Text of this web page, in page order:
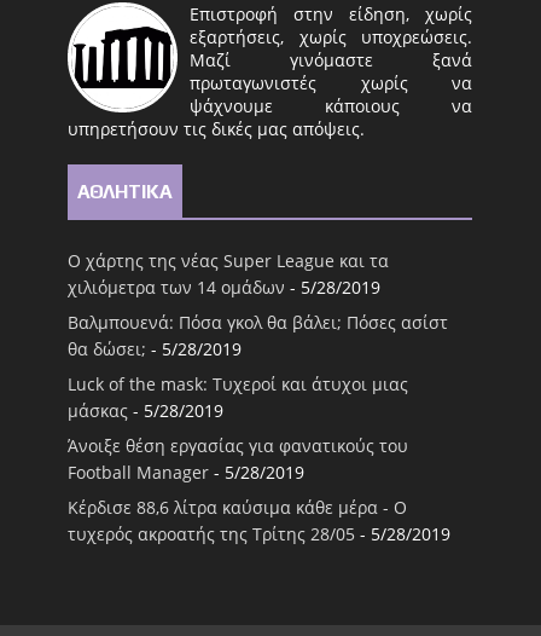
Επιστροφή στην είδηση, χωρίς
εξαρτήσεις, χωρίς υποχρεώσεις.
Μαζί γινόμαστε ξανά
πρωταγωνιστές χωρίς να
ψάχνουμε κάποιους να
υπηρετήσουν τις δικές μας απόψεις.
ΑΘΛΗΤΙΚΑ
Ο χάρτης της νέας Super League και τα
χιλιόμετρα των 14 ομάδων - 5/28/2019
Βαλμπουενά: Πόσα γκολ θα βάλει; Πόσες ασίστ
θα δώσει; - 5/28/2019
Luck of the mask: Τυχεροί και άτυχοι μιας
μάσκας - 5/28/2019
Άνοιξε θέση εργασίας για φανατικούς του
Football Μanager - 5/28/2019
Κέρδισε 88,6 λίτρα καύσιμα κάθε μέρα - Ο
τυχερός ακροατής της Τρίτης 28/05 - 5/28/2019